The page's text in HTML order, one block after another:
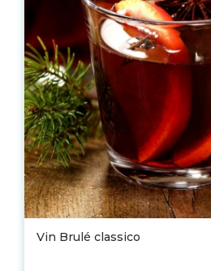
Vin Brulé classico